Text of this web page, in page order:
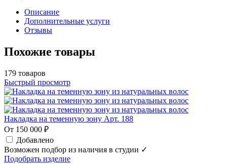
Описание
Дополнительные услуги
Отзывы
Похожие товары
179 товаров
Быстрый просмотр
Накладка на теменную зону Арт. 188
От 150 000 ₽
Добавлено
Возможен подбор из наличия в студии ✓
Подобрать изделие